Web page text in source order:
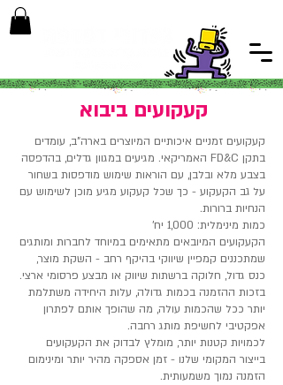
קעקועים ביבוא
קעקועים זמניים איכותיים המיוצרים בארה"ב, עומדים
בתקן FD&C האמריקאי. מגיעים במגוון גדלים, בהדפסה
בצבע מלא ובלבן, עם הוראות שימוש מודפסות בשחור
על גב הקעקוע - כך שכל קעקוע מגיע מוכן לשימוש עם
הנחיות ברורות.
כמות מינימלית: 1,000 יח'
הקעקועים המיובאים מתאימים במיוחד לחברות ומותגים
שמתכננים קמפיין שיווקי בהיקף רחב - השקת מוצר,
כנס גדול, חלוקה ברשתות שיווק או מבצע פרסומי ארצי.
בזכות ההזמנה בכמות גדולה, עלות היחידה משתלמת
יותר ככל שהכמות עולה, מה שהופך אותם לפתרון
אפקטיבי לחשיפת מותג רחבה.
לכמויות קטנות יותר, מומלץ לבדוק את הקעקועים
בייצור המקומי שלנו - זמן אספקה מהיר יותר ומינימום
הזמנה נמוך משמעותית.